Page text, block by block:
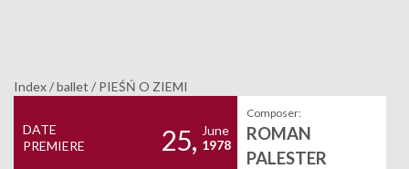
Index/ballet / PIEŚŃ O ZIEMI
DATE
PREMIERE
25, June
1978
Composer:
ROMAN
PALESTER